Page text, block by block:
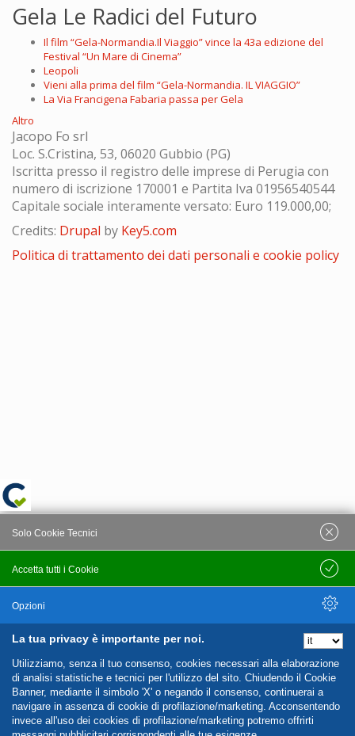
Gela Le Radici del Futuro
Il film “Gela-Normandia.Il Viaggio” vince la 43a edizione del
Festival “Un Mare di Cinema”
Leopoli
Vieni alla prima del film “Gela-Normandia. IL VIAGGIO”
La Via Francigena Fabaria passa per Gela
Altro
Jacopo Fo srl
Loc. S.Cristina, 53, 06020 Gubbio (PG)
Iscritta presso il registro delle imprese di Perugia con
numero di iscrizione 170001 e Partita Iva 01956540544
Capitale sociale interamente versato: Euro 119.000,00;
Credits: Drupal by Key5.com
Politica di trattamento dei dati personali e cookie policy
La tua privacy è importante per noi.
Utilizziamo, senza il tuo consenso, cookies necessari alla elaborazione
di analisi statistiche e tecnici per l'utilizzo del sito. Chiudendo il Cookie
Banner, mediante il simbolo 'X' o negando il consenso, continuerai a
navigare in assenza di cookie di profilazione/marketing. Acconsentendo
invece all'uso dei cookies di profilazione/marketing potremo offrirti
Accetta tutti i Cookie
Solo Cookie Tecnici
Salva
Opzioni
Nascondi Opzioni